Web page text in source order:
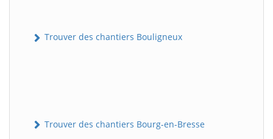
Trouver des chantiers Bouligneux
Trouver des chantiers Bourg-en-Bresse